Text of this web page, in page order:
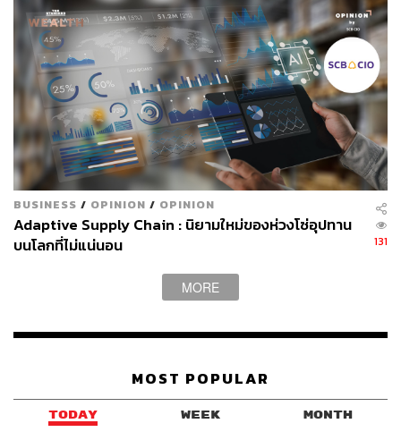
NVIDIA
Data Center
389
THE STANDARD WEALTH
สำนักข่าวเศรษฐกิจ ธุรกิจ และการลงทุน โดย
ทีมข่าว THE STANDARD
BUSINESS / OPINION / OPINION
Adaptive Supply Chain : นิยามใหม่ของห่วงโซ่อุปทาน
บนโลกที่ไม่แน่นอน
131
MORE
MOST POPULAR
TODAY WEEK MONTH